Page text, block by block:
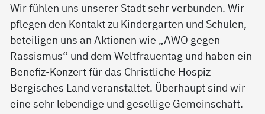
Wir fühlen uns unserer Stadt sehr verbunden. Wir
pflegen den Kontakt zu Kindergarten und Schulen,
beteiligen uns an Aktionen wie „AWO gegen
Rassismus“ und dem Weltfrauentag und haben ein
Benefiz-Konzert für das Christliche Hospiz
Bergisches Land veranstaltet. Überhaupt sind wir
eine sehr lebendige und gesellige Gemeinschaft.